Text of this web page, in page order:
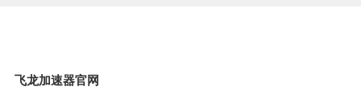
飞龙加速器官网